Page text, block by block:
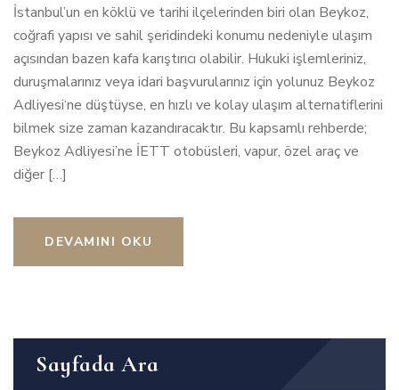
İstanbul’un en köklü ve tarihi ilçelerinden biri olan Beykoz,
coğrafi yapısı ve sahil şeridindeki konumu nedeniyle ulaşım
açısından bazen kafa karıştırıcı olabilir. Hukuki işlemleriniz,
duruşmalarınız veya idari başvurularınız için yolunuz Beykoz
Adliyesi‘ne düştüyse, en hızlı ve kolay ulaşım alternatiflerini
bilmek size zaman kazandıracaktır. Bu kapsamlı rehberde;
Beykoz Adliyesi’ne İETT otobüsleri, vapur, özel araç ve
diğer […]
DEVAMINI OKU
Sayfada Ara